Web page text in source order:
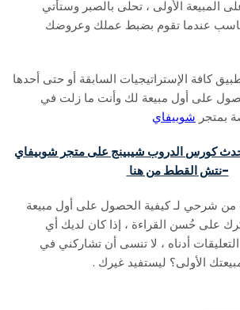
الأولى ، تحلى بالصبر وستأتي
عندما تقوم بضبط عملك وعروضك
كافة الإستراتيجيات السابقة أو حتى أحدها
على أول مبيعة لك وأنت ما زلت في
بمتجر شوبيفاي
كورس الدروب شيبينج على متجر شوبيفاي
-نتش القطط من هنا
من شرحي لـ كيفية الحصول على أول مبيعة
على حُسن القراءة ، إذا كان لديك أي
أدناه ، لا تنسى أن تشاركني في
الأولى؟ ليستفيد غيرك .